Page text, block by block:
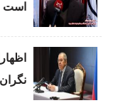
است